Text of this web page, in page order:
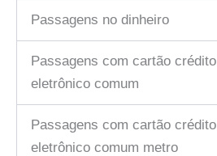
Passagens no dinheiro
Passagens com cartão crédito
eletrônico comum
Passagens com cartão crédito
eletrônico comum metro